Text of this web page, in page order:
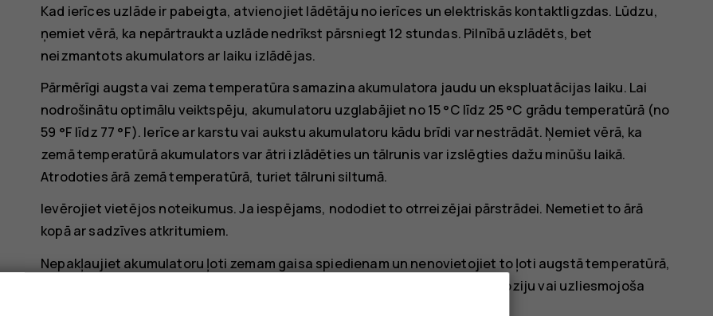
Kad ierīces uzlāde ir pabeigta, atvienojiet lādētāju no ierīces un elektriskās kontaktligzdas. Lūdzu,
ņemiet vērā, ka nepārtraukta uzlāde nedrīkst pārsniegt 12 stundas. Pilnībā uzlādēts, bet
neizmantots akumulators ar laiku izlādējas.
Pārmērīgi augsta vai zema temperatūra samazina akumulatora jaudu un ekspluatācijas laiku. Lai
nodrošinātu optimālu veiktspēju, akumulatoru uzglabājiet no 15 °C līdz 25 °C grādu temperatūrā (no
59 °F līdz 77 °F). Ierīce ar karstu vai aukstu akumulatoru kādu brīdi var nestrādāt. Ņemiet vērā, ka
zemā temperatūrā akumulators var ātri izlādēties un tālrunis var izslēgties dažu minūšu laikā.
Atrodoties ārā zemā temperatūrā, turiet tālruni siltumā.
Ievērojiet vietējos noteikumus. Ja iespējams, nododiet to otrreizējai pārstrādei. Nemetiet to ārā
kopā ar sadzīves atkritumiem.
Nepakļaujiet akumulatoru ļoti zemam gaisa spiedienam un nenovietojiet to ļoti augstā temperatūrā,
piemēram, nelikvidējiet to ugunskurā, jo tas var izraisīt akumulatora eksploziju vai uzliesmojoša